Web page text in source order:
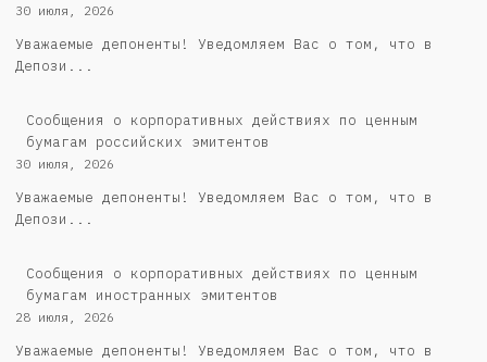
30 июля, 2026
Уважаемые депоненты! Уведомляем Вас о том, что в
Депози...
Cообщения о корпоративных действиях по ценным
бумагам российских эмитентов
30 июля, 2026
Уважаемые депоненты! Уведомляем Вас о том, что в
Депози...
Сообщения о корпоративных действиях по ценным
бумагам иностранных эмитентов
28 июля, 2026
Уважаемые депоненты! Уведомляем Вас о том, что в